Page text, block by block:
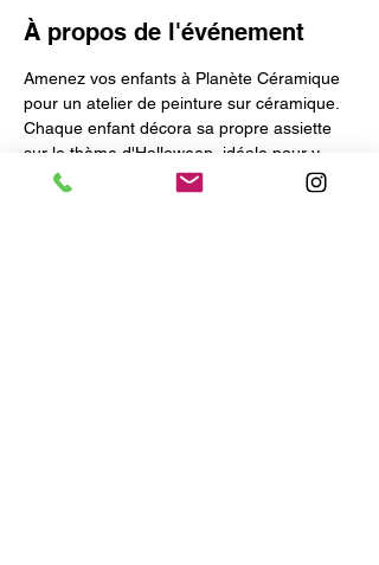
À propos de l'événement
Amenez vos enfants à Planète Céramique
pour un atelier de peinture sur céramique.
Chaque enfant décora sa propre assiette
sur le thème d'Halloween, idéale pour y
déposer leurs bonbons !